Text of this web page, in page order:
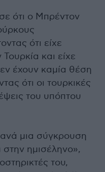
ότι ο Μπρέντον
ότι είχε
και είχε
έχουν καμία θέση
ότι οι τουρκικές
του υπόπτου
μια σύγκρουση
ημισέληνο»,
του,